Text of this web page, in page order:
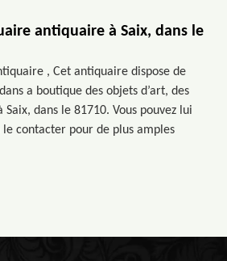
antiquaire à Saix, dans le
, Cet antiquaire dispose de
a boutique des objets d’art, des
dans le 81710. Vous pouvez lui
le contacter pour de plus amples